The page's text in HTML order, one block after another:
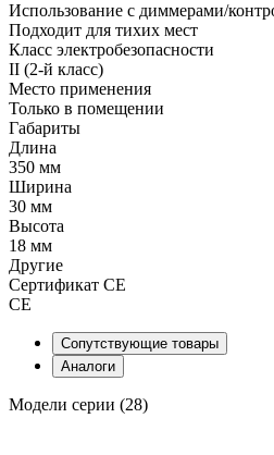
Использование с диммерами/
Подходит для тихих мест
Класс электробезопасности
II (2-й класс)
Место применения
Только в помещении
Габариты
Длина
350 мм
Ширина
30 мм
Высота
18 мм
Другие
Сертификат CE
CE
Сопутствующие товары
Аналоги
Модели серии (28)